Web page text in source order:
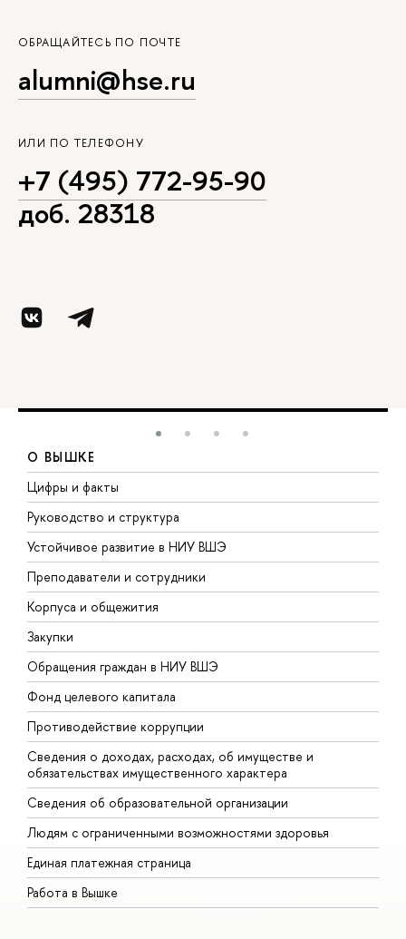
ОБРАЩАЙТЕСЬ ПО ПОЧТЕ
alumni@hse.ru
ИЛИ ПО ТЕЛЕФОНУ
+7 (495) 772-95-90
доб. 28318
О ВЫШКЕ
Цифры и факты
Руководство и структура
Устойчивое развитие в НИУ ВШЭ
Преподаватели и сотрудники
Корпуса и общежития
Закупки
Обращения граждан в НИУ ВШЭ
Фонд целевого капитала
Противодействие коррупции
Сведения о доходах, расходах, об имуществе и
обязательствах имущественного характера
Сведения об образовательной организации
Людям с ограниченными возможностями здоровья
Единая платежная страница
Работа в Вышке